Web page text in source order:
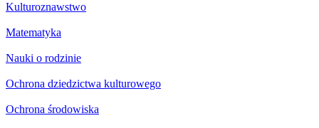
Kulturoznawstwo
Matematyka
Nauki o rodzinie
Ochrona dziedzictwa kulturowego
Ochrona środowiska